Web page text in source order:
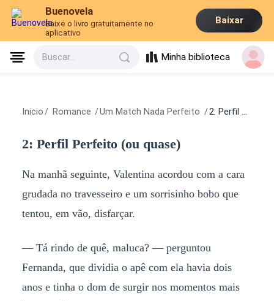
Buenovela
Baixe o livro gratuitamente no
aplicativo
Baixar
Buscar... Minha biblioteca
Inicio / Romance /Um Match Nada Perfeito / 2: Perfil Perfeito (ou quase)
2: Perfil Perfeito (ou quase)
Na manhã seguinte, Valentina acordou com a cara
grudada no travesseiro e um sorrisinho bobo que
tentou, em vão, disfarçar.
— Tá rindo de quê, maluca? — perguntou
Fernanda, que dividia o apê com ela havia dois
anos e tinha o dom de surgir nos momentos mais